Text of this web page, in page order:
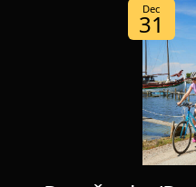
Dec
31